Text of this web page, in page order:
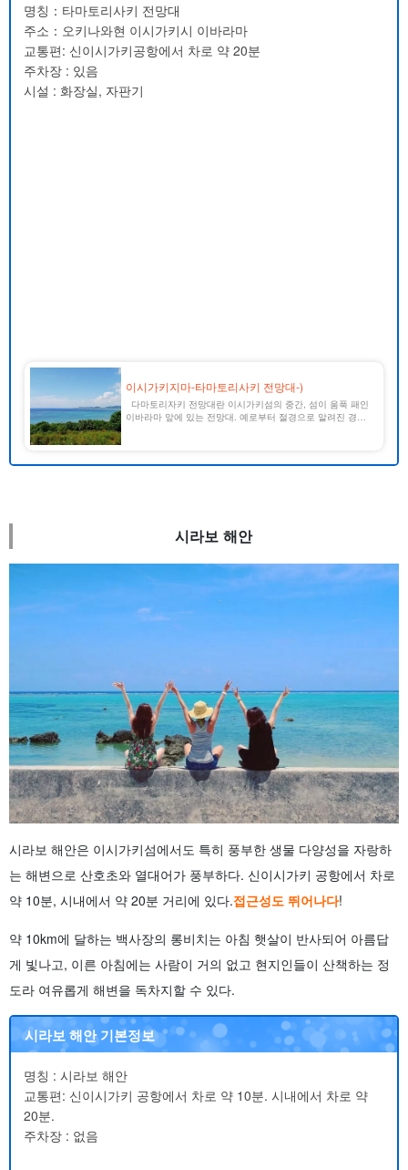
명칭：타마토리사키 전망대
주소：오키나와현 이시가키시 이바라마
교통편: 신이시가키공항에서 차로 약 20분
주차장 : 있음
시설 : 화장실, 자판기
이시가키지마-타마토리사키 전망대-)
다마토리자키 전망대란 이시가키섬의 중간, 섬이 움푹 패인
이바라마 앞에 있는 전망대. 예로부터 절경으로 알려진 경승
시라보 해안
시라보 해안은 이시가키섬에서도 특히 풍부한 생물 다양성을 자랑하
는 해변으로 산호초와 열대어가 풍부하다. 신이시가키 공항에서 차로
약 10분, 시내에서 약 20분 거리에 있다.접근성도 뛰어나다!
약 10km에 달하는 백사장의 롱비치는 아침 햇살이 반사되어 아름답
게 빛나고, 이른 아침에는 사람이 거의 없고 현지인들이 산책하는 정
도라 여유롭게 해변을 독차지할 수 있다.
시라보 해안 기본정보
명칭 : 시라보 해안
교통편: 신이시가키 공항에서 차로 약 10분. 시내에서 차로 약
20분.
주차장 : 없음